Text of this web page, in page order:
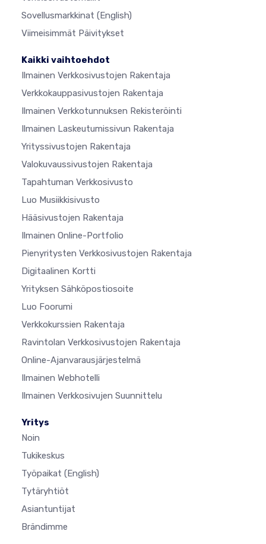
Sovellusmarkkinat (English)
Viimeisimmät Päivitykset
Kaikki vaihtoehdot
Ilmainen Verkkosivustojen Rakentaja
Verkkokauppasivustojen Rakentaja
Ilmainen Verkkotunnuksen Rekisteröinti
Ilmainen Laskeutumissivun Rakentaja
Yrityssivustojen Rakentaja
Valokuvaussivustojen Rakentaja
Tapahtuman Verkkosivusto
Luo Musiikkisivusto
Hääsivustojen Rakentaja
Ilmainen Online-Portfolio
Pienyritysten Verkkosivustojen Rakentaja
Digitaalinen Kortti
Yrityksen Sähköpostiosoite
Luo Foorumi
Verkkokurssien Rakentaja
Ravintolan Verkkosivustojen Rakentaja
Online-Ajanvarausjärjestelmä
Ilmainen Webhotelli
Ilmainen Verkkosivujen Suunnittelu
Yritys
Noin
Tukikeskus
Työpaikat (English)
Tytäryhtiöt
Asiantuntijat
Brändimme